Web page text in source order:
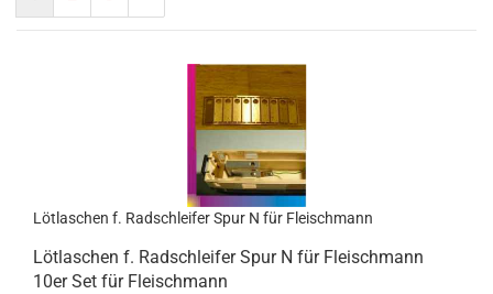
Lötlaschen f. Radschleifer Spur N für Fleischmann
Lötlaschen f. Radschleifer Spur N für Fleischmann
10er Set für Fleischmann